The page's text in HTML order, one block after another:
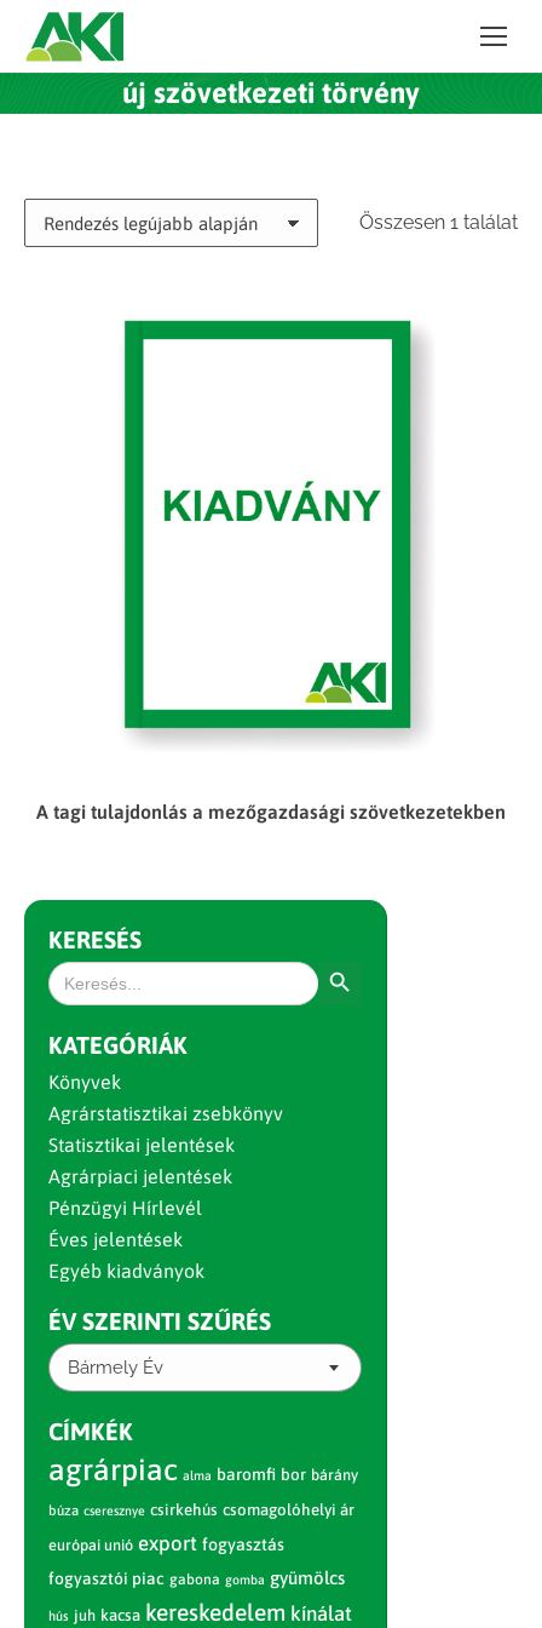
új szövetkezeti törvény
Összesen 1 találat
A tagi tulajdonlás a mezőgazdasági szövetkezetekben
KERESÉS
Search
for:
KATEGÓRIÁK
Könyvek
Agrárstatisztikai zsebkönyv
Statisztikai jelentések
Agrárpiaci jelentések
Pénzügyi Hírlevél
Éves jelentések
Egyéb kiadványok
ÉV SZERINTI SZŰRÉS
Bármely Év
CÍMKÉK
agrárpiac alma baromfi bor bárány
búza cseresznye csirkehús csomagolóhelyi ár
európai unió export fogyasztás
fogyasztói piac gabona gomba gyümölcs
hús juh kacsa kereskedelem kínálat